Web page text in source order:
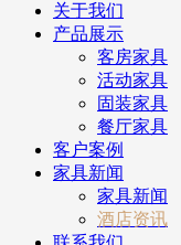
关于我们
产品展示
客房家具
活动家具
固装家具
餐厅家具
客户案例
家具新闻
家具新闻
酒店资讯